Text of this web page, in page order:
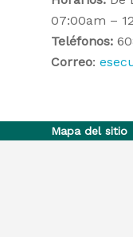
07:00am –
Teléfonos:
Correo:
Mapa del sitio